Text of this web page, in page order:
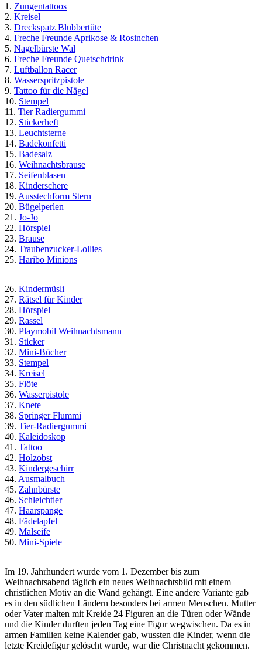
1. Zungentattoos
2. Kreisel
3. Dreckspatz Blubbertüte
4. Freche Freunde Aprikose & Rosinchen
5. Nagelbürste Wal
6. Freche Freunde Quetschdrink
7. Luftballon Racer
8. Wasserspritzpistole
9. Tattoo für die Nägel
10. Stempel
11. Tier Radiergummi
12. Stickerheft
13. Leuchtsterne
14. Badekonfetti
15. Badesalz
16. Weihnachtsbrause
17. Seifenblasen
18. Kinderschere
19. Ausstechform Stern
20. Bügelperlen
21. Jo-Jo
22. Hörspiel
23. Brause
24. Traubenzucker-Lollies
25. Haribo Minions
26. Kindermüsli
27. Rätsel für Kinder
28. Hörspiel
29. Rassel
30. Playmobil Weihnachtsmann
31. Sticker
32. Mini-Bücher
33. Stempel
34. Kreisel
35. Flöte
36. Wasserpistole
37. Knete
38. Springer Flummi
39. Tier-Radiergummi
40. Kaleidoskop
41. Tattoo
42. Holzobst
43. Kindergeschirr
44. Ausmalbuch
45. Zahnbürste
46. Schleichtier
47. Haarspange
48. Fädelapfel
49. Malseife
50. Mini-Spiele
Im 19. Jahrhundert wurde vom 1. Dezember bis zum
Weihnachtsabend täglich ein neues Weihnachtsbild mit einem
christlichen Motiv an die Wand gehängt. Eine andere Variante gab
es in den südlichen Ländern besonders bei armen Menschen. Mutter
oder Vater malten mit Kreide 24 Figuren an die Türen oder Wände
und die Kinder durften jeden Tag eine Figur wegwischen. Da es in
armen Familien keine Kalender gab, wussten die Kinder, wenn die
letzte Kreidefigur gelöscht wurde, war die Christnacht gekommen.